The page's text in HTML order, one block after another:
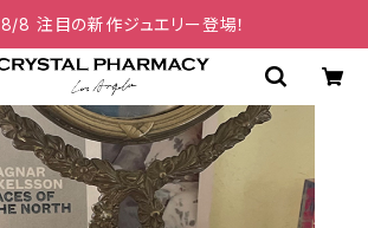
8/8 注目の新作ジュエリー登場！